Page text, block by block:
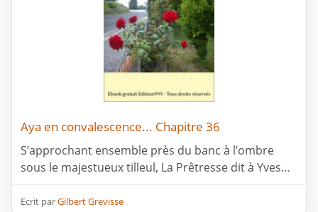
Aya en convalescence... Chapitre 36
S’approchant ensemble près du banc à l’ombre
sous le majestueux tilleul, La Prêtresse dit à Yves…
Ecrit parGilbert Grevisse